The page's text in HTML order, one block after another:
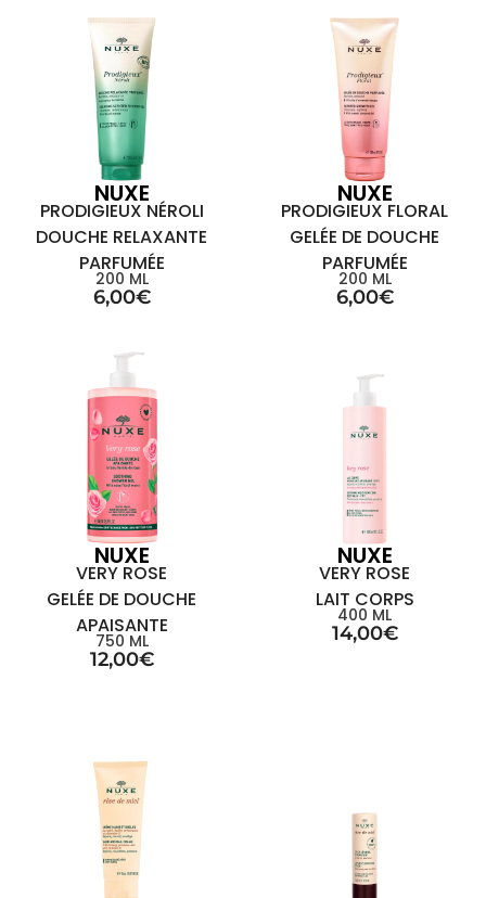
NUXE
PRODIGIEUX NÉROLI
DOUCHE RELAXANTE
PARFUMÉE
200 ML
6,00€
NUXE
PRODIGIEUX FLORAL
GELÉE DE DOUCHE
PARFUMÉE
200 ML
6,00€
NUXE
VERY ROSE
GELÉE DE DOUCHE
APAISANTE
750 ML
12,00€
NUXE
VERY ROSE
LAIT CORPS
400 ML
14,00€